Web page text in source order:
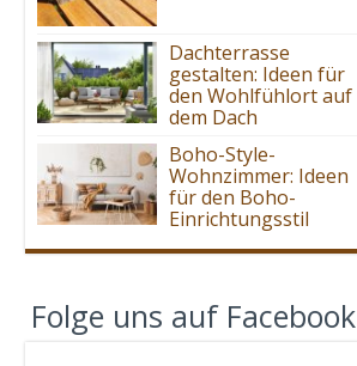
Dachterrasse
gestalten: Ideen für
den Wohlfühlort auf
dem Dach
Boho-Style-
Wohnzimmer: Ideen
für den Boho-
Einrichtungsstil
Folge uns auf Facebook